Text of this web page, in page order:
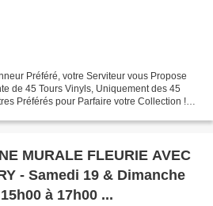
Préféré, votre Serviteur vous Propose
de 45 Tours Vinyls, Uniquement des 45
Préférés pour Parfaire votre Collection !
MURALE FLEURIE AVEC
- Samedi 19 & Dimanche
à 17h00 ...